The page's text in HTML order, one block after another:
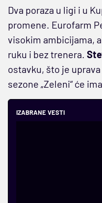
Dva poraza u ligi i u
promene. Eurofarm
visokim ambicijama,
ruku i bez trenera.
ostavku, što je
sezone „Zeleni“ će
IZABRANE VESTI